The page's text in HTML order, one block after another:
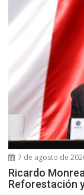
7 de agosto de
Ricardo
Reforestación